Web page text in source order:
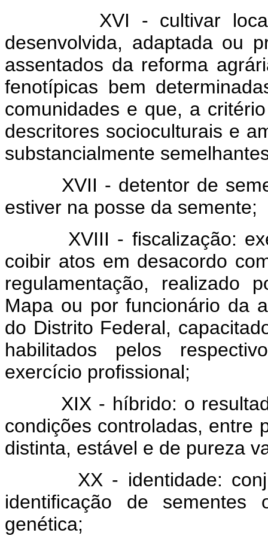
XVI - cultivar local,
desenvolvida, adaptada ou
assentados da reforma
fenotípicas bem
comunidades e que, a
descritores socioculturais e
substancialmente
XVII - detentor de
estiver na posse da semente;
XVIII - fiscalização:
coibir atos em desacordo
regulamentação, realizado
Mapa ou por funcionário da
do Distrito Federal,
habilitados pelos
exercício profissional;
XIX - híbrido: o resultado
condições controladas, entre
distinta, estável e de pureza
XX - identidade:
identificação de sementes
genética;